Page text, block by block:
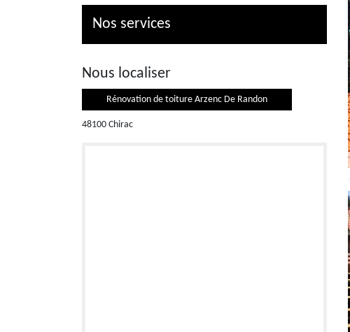
Nos services
Nous localiser
Rénovation de toiture Arzenc De Randon
48100 Chirac